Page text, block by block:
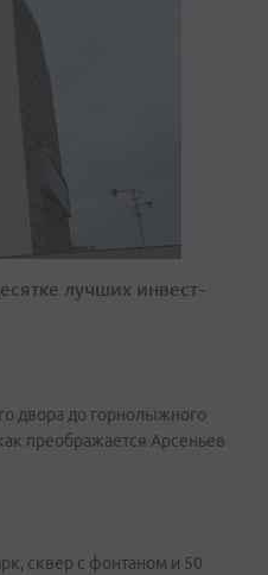
лучших инвест-
двора до горнолыжного
преображается Арсеньев
сквер с фонтаном и 50